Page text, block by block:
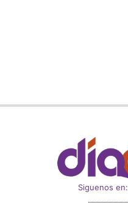
Siguenos en: